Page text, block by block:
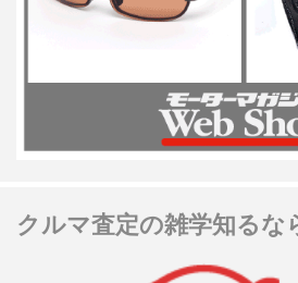
クルマ査定の雑学知るな